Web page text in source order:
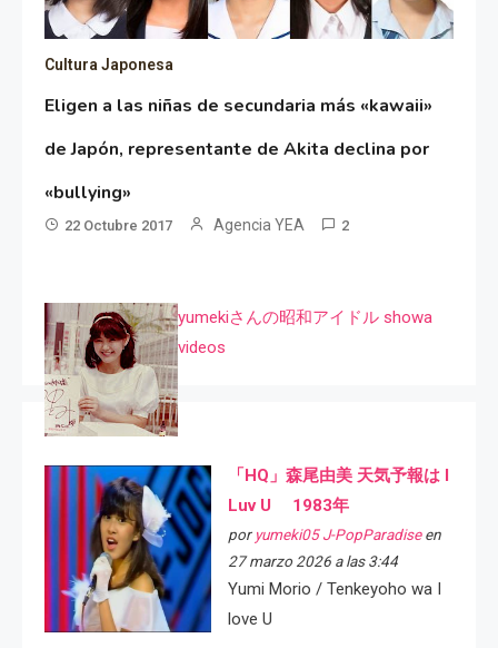
Cultura Japonesa
Eligen a las niñas de secundaria más «kawaii»
de Japón, representante de Akita declina por
«bullying»
22 Octubre 2017 Agencia YEA 2
yumekiさんの昭和アイドル showa
videos
「HQ」森尾由美 天気予報は I
Luv U 1983年
por yumeki05 J-PopParadiseen
27 marzo 2026 a las 3:44
Yumi Morio / Tenkeyoho wa I
love U